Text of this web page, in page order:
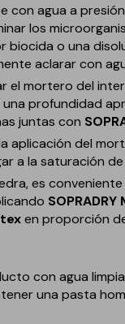
con agua a
los
biocida o una
aclarar con
el mortero del
profundidad
juntas con
aplicación del
a la saturación
es
SOPRADRY
en proporción
con agua
una pasta